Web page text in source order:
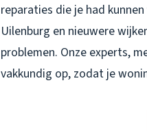
reparaties die je had
Uilenburg en nieuwere
problemen. Onze experts,
vakkundig op, zodat je